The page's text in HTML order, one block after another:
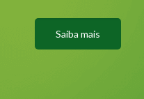
Saiba mais